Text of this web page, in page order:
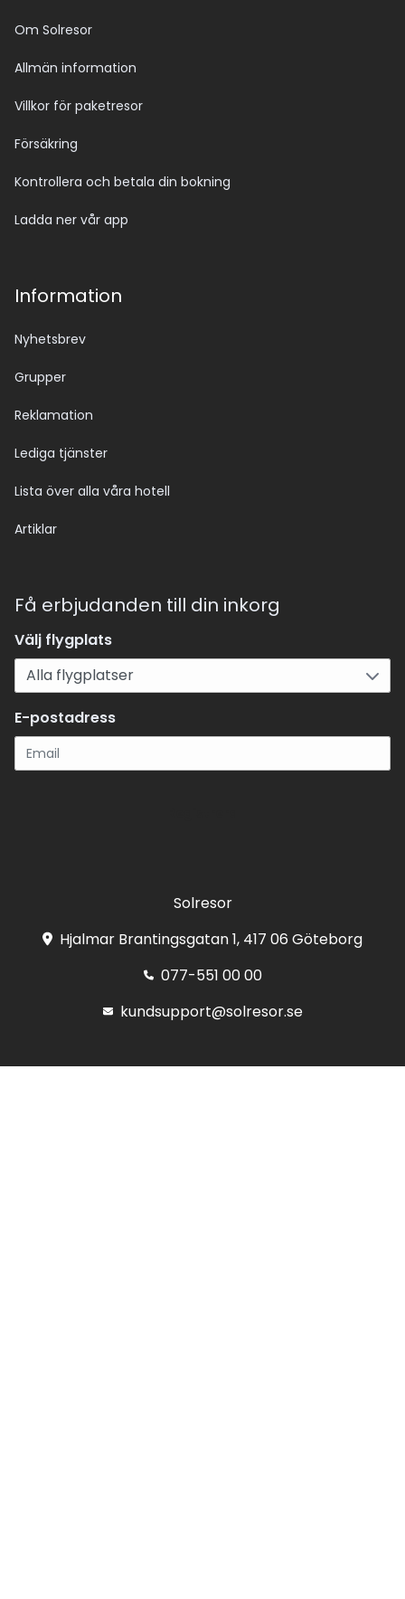
Om Solresor
Allmän information
Villkor för paketresor
Försäkring
Kontrollera och betala din bokning
Ladda ner vår app
Information
Nyhetsbrev
Grupper
Reklamation
Lediga tjänster
Lista över alla våra hotell
Artiklar
Få erbjudanden till din inkorg
Välj flygplats
E-postadress
Solresor
Hjalmar Brantingsgatan 1, 417 06 Göteborg
077-551 00 00
kundsupport@solresor.se